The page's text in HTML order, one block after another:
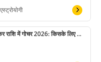
राशि में गोचर 2026: किसके लिए ...